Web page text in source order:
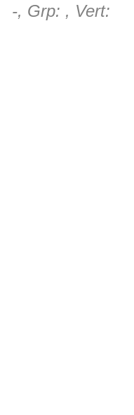
-, Grp: , Vert: